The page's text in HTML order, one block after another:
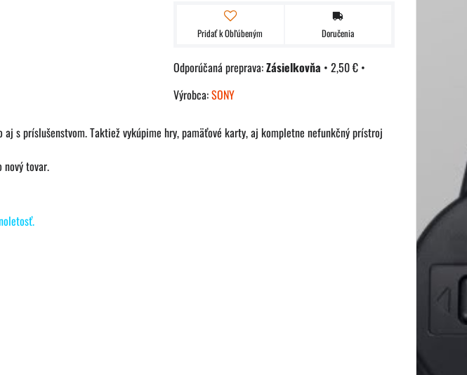
Pridať k Obľúbeným Doručenia
Zásielkovňa • 2,50 € •
Výrobca:SONY
aj s príslušenstvom. Taktiež vykúpime hry, pamäťové karty, aj kompletne nefunkčný prístroj
nový tovar.